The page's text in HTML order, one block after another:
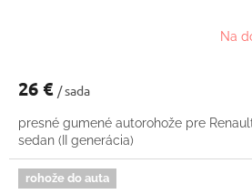
Na
26 € / sada
presné gumené autorohože pre
sedan (II generácia)
rohože do auta